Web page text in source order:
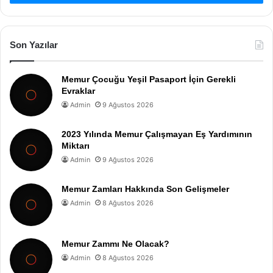
Son Yazılar
Memur Çocuğu Yeşil Pasaport İçin Gerekli
Evraklar
Admin 9 Ağustos 2026
2023 Yılında Memur Çalışmayan Eş Yardımının
Miktarı
Admin 9 Ağustos 2026
Memur Zamları Hakkında Son Gelişmeler
Admin 8 Ağustos 2026
Memur Zammı Ne Olacak?
Admin 8 Ağustos 2026